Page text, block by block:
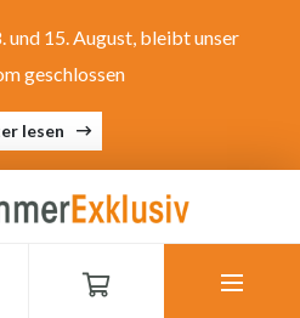
und 15. August, bleibt unser
geschlossen
lesen